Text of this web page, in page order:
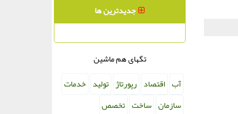
جدیدترین ها
تگهای هم ماشین
آب اقتصاد رپورتاژ تولید خدمات
سازمان ساخت تخصص